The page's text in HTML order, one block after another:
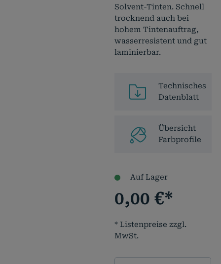
Solvent-Tinten. Schnell
trocknend auch bei
hohem Tintenauftrag,
wasserresistent und gut
laminierbar.
Technisches
Datenblatt
Übersicht
Farbprofile
Auf Lager
0,00€*
* Listenpreise zzgl.
MwSt.